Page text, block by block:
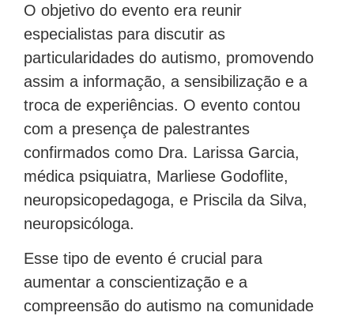
O objetivo do evento era reunir
especialistas para discutir as
particularidades do autismo, promovendo
assim a informação, a sensibilização e a
troca de experiências. O evento contou
com a presença de palestrantes
confirmados como Dra. Larissa Garcia,
médica psiquiatra, Marliese Godoflite,
neuropsicopedagoga, e Priscila da Silva,
neuropsicóloga.
Esse tipo de evento é crucial para
aumentar a conscientização e a
compreensão do autismo na comunidade